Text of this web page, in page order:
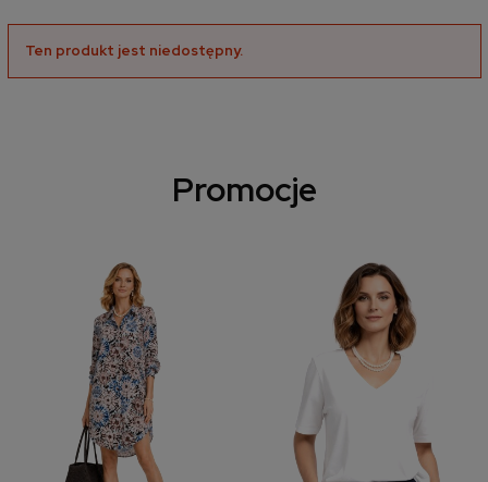
Ten produkt jest niedostępny.
Promocje